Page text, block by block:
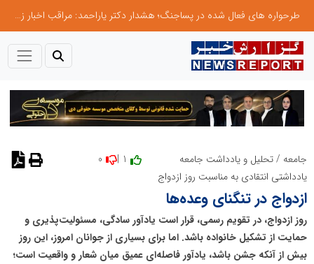
طرحواره های فعال شده در پساجنگ؛ هشدار دکتر یاراحمد: مراقب اخبار زرد و واکنش های هیجانی باشید
جامعه / تحلیل و یادداشت جامعه
یادداشتی انتقادی به مناسبت روز ازدواج
ازدواج در تنگنای وعده‌ها
روز ازدواج، در تقویم رسمی، قرار است یادآور سادگی، مسئولیت‌پذیری و
حمایت از تشکیل خانواده باشد. اما برای بسیاری از جوانان امروز، این روز
بیش از آنکه جشن باشد، یادآور فاصله‌ای عمیق میان شعار و واقعیت است؛